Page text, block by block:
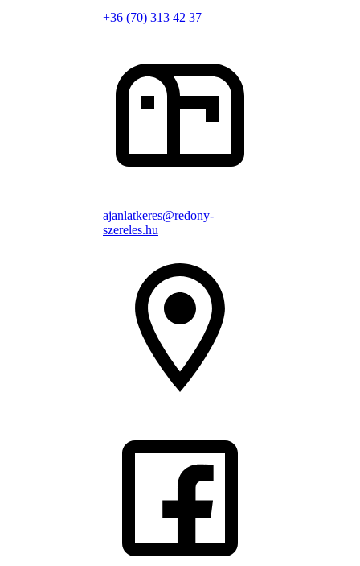
+36 (70) 313 42 37
ajanlatkeres@redony-
szereles.hu